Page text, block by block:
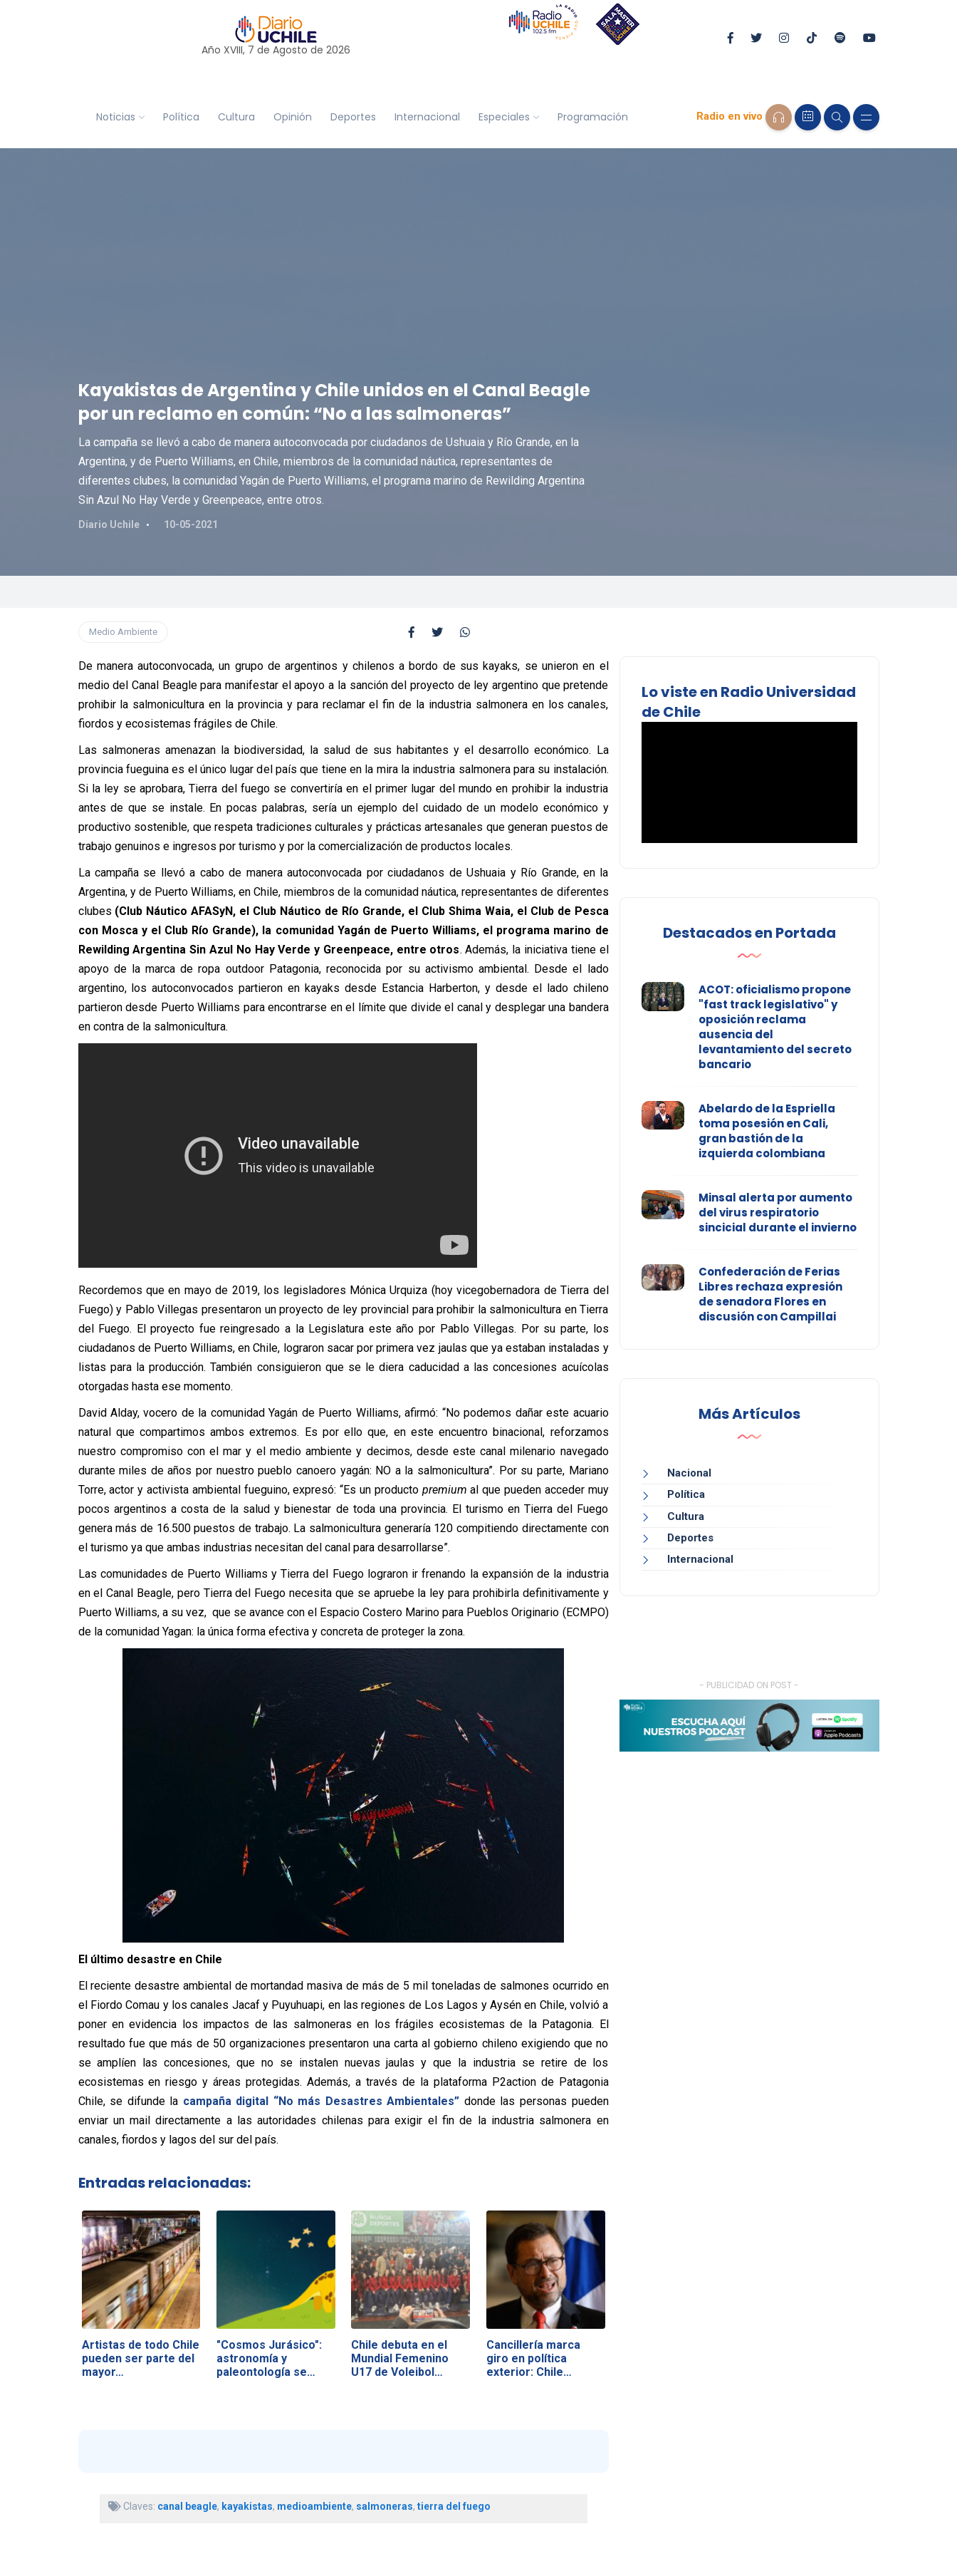
Año XVIII, 7 de Agosto de 2026
Noticias Política Cultura Opinión Deportes Internacional Especiales Programación Radio en vivo
Kayakistas de Argentina y Chile unidos en el Canal Beagle
por un reclamo en común: “No a las salmoneras”
La campaña se llevó a cabo de manera autoconvocada por ciudadanos de Ushuaia y Río Grande, en la
Argentina, y de Puerto Williams, en Chile, miembros de la comunidad náutica, representantes de
diferentes clubes, la comunidad Yagán de Puerto Williams, el programa marino de Rewilding Argentina
Sin Azul No Hay Verde y Greenpeace, entre otros.
Diario Uchile 10-05-2021
Medio Ambiente
De manera autoconvocada, un grupo de argentinos y chilenos a bordo de sus kayaks, se unieron en el
medio del Canal Beagle para manifestar el apoyo a la sanción del proyecto de ley argentino que pretende
prohibir la salmonicultura en la provincia y para reclamar el fin de la industria salmonera en los canales,
fiordos y ecosistemas frágiles de Chile.
Las salmoneras amenazan la biodiversidad, la salud de sus habitantes y el desarrollo económico. La
provincia fueguina es el único lugar del país que tiene en la mira la industria salmonera para su instalación.
Si la ley se aprobara, Tierra del fuego se convertiría en el primer lugar del mundo en prohibir la industria
antes de que se instale. En pocas palabras, sería un ejemplo del cuidado de un modelo económico y
productivo sostenible, que respeta tradiciones culturales y prácticas artesanales que generan puestos de
trabajo genuinos e ingresos por turismo y por la comercialización de productos locales.
La campaña se llevó a cabo de manera autoconvocada por ciudadanos de Ushuaia y Río Grande, en la
Argentina, y de Puerto Williams, en Chile, miembros de la comunidad náutica, representantes de diferentes
clubes (Club Náutico AFASyN, el Club Náutico de Río Grande, el Club Shima Waia, el Club de Pesca
con Mosca y el Club Río Grande), la comunidad Yagán de Puerto Williams, el programa marino de
Rewilding Argentina Sin Azul No Hay Verde y Greenpeace, entre otros. Además, la iniciativa tiene el
apoyo de la marca de ropa outdoor Patagonia, reconocida por su activismo ambiental. Desde el lado
argentino, los autoconvocados partieron en kayaks desde Estancia Harberton, y desde el lado chileno
partieron desde Puerto Williams para encontrarse en el límite que divide el canal y desplegar una bandera
en contra de la salmonicultura.
Recordemos que en mayo de 2019, los legisladores Mónica Urquiza (hoy vicegobernadora de Tierra del
Fuego) y Pablo Villegas presentaron un proyecto de ley provincial para prohibir la salmonicultura en Tierra
del Fuego. El proyecto fue reingresado a la Legislatura este año por Pablo Villegas. Por su parte, los
ciudadanos de Puerto Williams, en Chile, lograron sacar por primera vez jaulas que ya estaban instaladas y
listas para la producción. También consiguieron que se le diera caducidad a las concesiones acuícolas
otorgadas hasta ese momento.
David Alday, vocero de la comunidad Yagán de Puerto Williams, afirmó: “No podemos dañar este acuario
natural que compartimos ambos extremos. Es por ello que, en este encuentro binacional, reforzamos
nuestro compromiso con el mar y el medio ambiente y decimos, desde este canal milenario navegado
durante miles de años por nuestro pueblo canoero yagán: NO a la salmonicultura”. Por su parte, Mariano
Torre, actor y activista ambiental fueguino, expresó: “Es un producto premium al que pueden acceder muy
pocos argentinos a costa de la salud y bienestar de toda una provincia. El turismo en Tierra del Fuego
genera más de 16.500 puestos de trabajo. La salmonicultura generaría 120 compitiendo directamente con
el turismo ya que ambas industrias necesitan del canal para desarrollarse”.
Las comunidades de Puerto Williams y Tierra del Fuego lograron ir frenando la expansión de la industria
en el Canal Beagle, pero Tierra del Fuego necesita que se apruebe la ley para prohibirla definitivamente y
Puerto Williams, a su vez, que se avance con el Espacio Costero Marino para Pueblos Originario (ECMPO)
de la comunidad Yagan: la única forma efectiva y concreta de proteger la zona.
El último desastre en Chile
El reciente desastre ambiental de mortandad masiva de más de 5 mil toneladas de salmones ocurrido en
el Fiordo Comau y los canales Jacaf y Puyuhuapi, en las regiones de Los Lagos y Aysén en Chile, volvió a
poner en evidencia los impactos de las salmoneras en los frágiles ecosistemas de la Patagonia. El
resultado fue que más de 50 organizaciones presentaron una carta al gobierno chileno exigiendo que no
se amplíen las concesiones, que no se instalen nuevas jaulas y que la industria se retire de los
ecosistemas en riesgo y áreas protegidas. Además, a través de la plataforma P2action de Patagonia
Chile, se difunde la campaña digital “No más Desastres Ambientales” donde las personas pueden
enviar un mail directamente a las autoridades chilenas para exigir el fin de la industria salmonera en
canales, fiordos y lagos del sur del país.
Entradas relacionadas:
Artistas de todo Chile
pueden ser parte del
mayor…
"Cosmos Jurásico":
astronomía y
paleontología se…
Chile debuta en el
Mundial Femenino
U17 de Voleibol…
Cancillería marca
giro en política
exterior: Chile…
Claves: canal beagle, kayakistas, medioambiente, salmoneras, tierra del fuego
Lo viste en Radio Universidad
de Chile
Destacados en Portada
ACOT: oficialismo propone
"fast track legislativo" y
oposición reclama
ausencia del
levantamiento del secreto
bancario
Abelardo de la Espriella
toma posesión en Cali,
gran bastión de la
izquierda colombiana
Minsal alerta por aumento
del virus respiratorio
sincicial durante el invierno
Confederación de Ferias
Libres rechaza expresión
de senadora Flores en
discusión con Campillai
Más Artículos
Nacional
Política
Cultura
Deportes
Internacional
- PUBLICIDAD ON POST -